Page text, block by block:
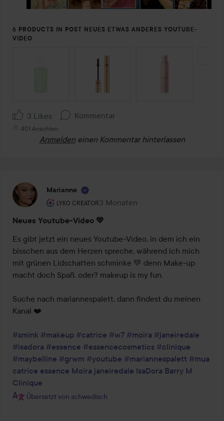
6 PRODUCTS IN POST NEUES ETWAS ANDERES YOUTUBE-
VIDEO
SEKTION ÜBERSPRINGEN
3 Likes Kommentar
401 Ansichten
Anmelden einen Kommentar hinterlassen
Marianne
LYKO CREATOR
Rolle des Benutzers: Lyko Creator.
3 Monaten
Der Beitrag wurde 3 Monaten
Neues Youtube-Video 💚
Es gibt jetzt ein neues Youtube-Video, in dem ich ein
bisschen aus dem Herzen spreche, während ich mich
mit grünen Lidschatten schminke 💚 denn Make-up
macht doch Spaß, oder? makeup is my fun.
Suche nach mariannespalett, dann findest du meinen
Kanal ❤️
#smink #makeup #catrice #w7 #moira #janeiredale
#isadora #essence #essencecosmetics #clinique
#maybelline #grwm #youtube #mariannespalett #mua
catrice essence Moira janeiredale IsaDora Barry M
Clinique
Übersetzt von schwedisch